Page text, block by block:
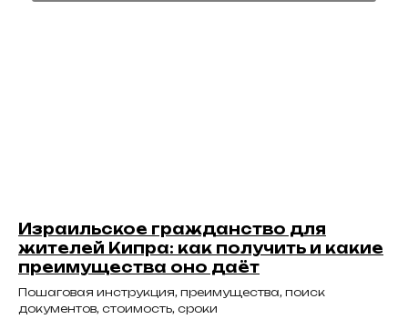
Израильское гражданство для
жителей Кипра: как получить и какие
преимущества оно даёт
Пошаговая инструкция, преимущества, поиск
документов, стоимость, сроки